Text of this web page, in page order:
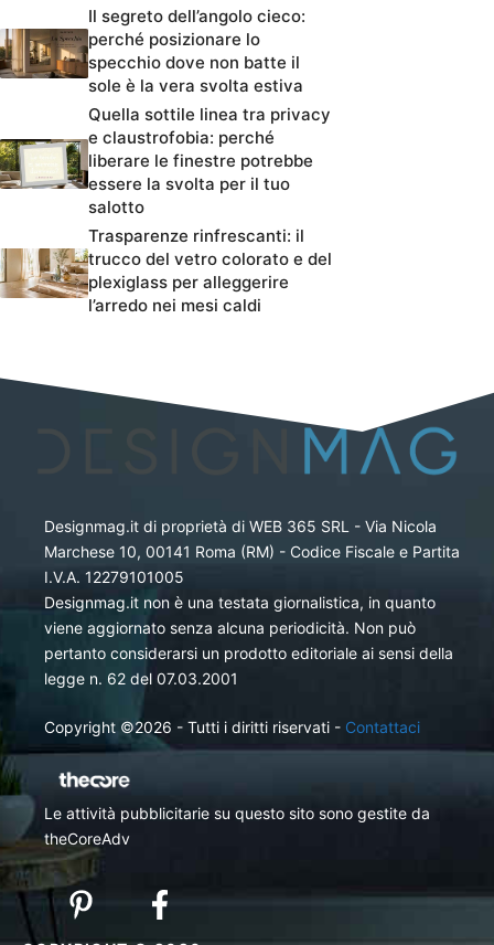
Il segreto dell’angolo cieco:
perché posizionare lo
specchio dove non batte il
sole è la vera svolta estiva
Quella sottile linea tra privacy
e claustrofobia: perché
liberare le finestre potrebbe
essere la svolta per il tuo
salotto
Trasparenze rinfrescanti: il
trucco del vetro colorato e del
plexiglass per alleggerire
l’arredo nei mesi caldi
Designmag.it di proprietà di WEB 365 SRL - Via Nicola
Marchese 10, 00141 Roma (RM) - Codice Fiscale e Partita
I.V.A. 12279101005
Designmag.it non è una testata giornalistica, in quanto
viene aggiornato senza alcuna periodicità. Non può
pertanto considerarsi un prodotto editoriale ai sensi della
legge n. 62 del 07.03.2001
Copyright ©2026 - Tutti i diritti riservati - Contattaci
Le attività pubblicitarie su questo sito sono gestite da
theCoreAdv